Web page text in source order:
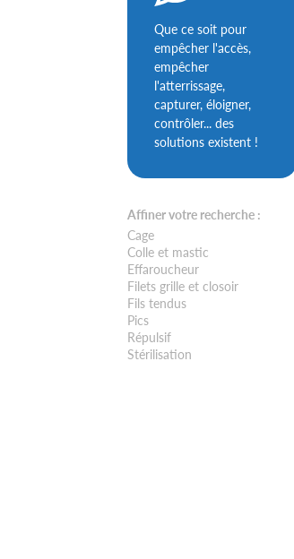
Que ce soit pour
empêcher l'accès,
empêcher
l'atterrissage,
capturer, éloigner,
contrôler... des
solutions existent !
Affiner votre recherche :
Cage
Colle et mastic
Effaroucheur
Filets grille et closoir
Fils tendus
Pics
Répulsif
Stérilisation